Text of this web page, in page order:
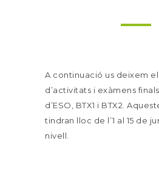
A continuació us deixem
d’activitats i exàmens
d’ESO, BTX1 i BTX2.
tindran lloc de l’1 al 15 de
nivell.